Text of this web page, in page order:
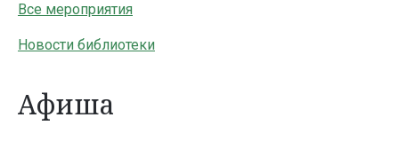
Все мероприятия
Новости библиотеки
Афиша